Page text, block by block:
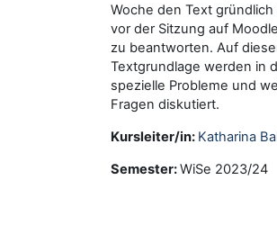
Woche den Text
vor der Sitzung auf
zu beantworten. Auf
Textgrundlage werden in
spezielle Probleme und
Fragen diskutiert.
Kursleiter/in: Katharina
Semester:WiSe 2023/24